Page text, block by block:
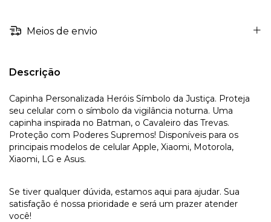
Meios de envio
Descrição
Capinha Personalizada Heróis Símbolo da Justiça. Proteja
seu celular com o símbolo da vigilância noturna. Uma
capinha inspirada no Batman, o Cavaleiro das Trevas.
Proteção com Poderes Supremos! Disponíveis para os
principais modelos de celular Apple, Xiaomi, Motorola,
Xiaomi, LG e Asus.
Se tiver qualquer dúvida, estamos aqui para ajudar. Sua
satisfação é nossa prioridade e será um prazer atender
você!